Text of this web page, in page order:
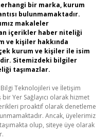
bir marka, kurum
bulunmamaktadır.
makaleler
içerikler haber niteliği
ve kişiler hakkında
kurum ve kişiler ile isim
Sitemizdeki bilgiler
taşımazlar.
Bilgi Teknolojileri ve İletişim
Yer Sağlayıcı olarak hizmet
proaktif olarak denetleme
Ancak, üyelerimiz
olup, siteye üye olarak